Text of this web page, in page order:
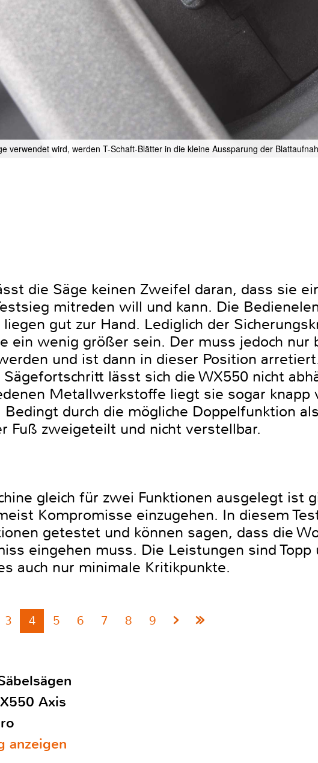
verwendet wird, werden T-Schaft-Blätter in die kleine Aussparung der
die Säge keinen Zweifel daran, dass sie
mitreden will und kann. Die
gut zur Hand. Lediglich der
ein wenig größer sein. Der muss jedoch nur
und ist dann in dieser Position
lässt sich die WX550 nicht
Metallwerkstoffe liegt sie sogar knapp
durch die mögliche Doppelfunktion
Fuß zweigeteilt und nicht verstellbar.
gleich für zwei Funktionen ausgelegt ist
Kompromisse einzugehen. In diesem
getestet und können sagen, dass die
eingehen muss. Die Leistungen sind Topp
auch nur minimale Kritikpunkte.
3 4 5 6 7 8 9
Axis
anzeigen